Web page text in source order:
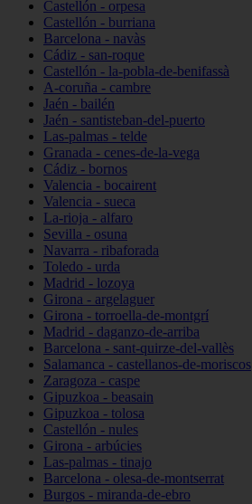
Castellón - orpesa
Castellón - burriana
Barcelona - navàs
Cádiz - san-roque
Castellón - la-pobla-de-benifassà
A-coruña - cambre
Jaén - bailén
Jaén - santisteban-del-puerto
Las-palmas - telde
Granada - cenes-de-la-vega
Cádiz - bornos
Valencia - bocairent
Valencia - sueca
La-rioja - alfaro
Sevilla - osuna
Navarra - ribaforada
Toledo - urda
Madrid - lozoya
Girona - argelaguer
Girona - torroella-de-montgrí
Madrid - daganzo-de-arriba
Barcelona - sant-quirze-del-vallès
Salamanca - castellanos-de-moriscos
Zaragoza - caspe
Gipuzkoa - beasain
Gipuzkoa - tolosa
Castellón - nules
Girona - arbúcies
Las-palmas - tinajo
Barcelona - olesa-de-montserrat
Burgos - miranda-de-ebro